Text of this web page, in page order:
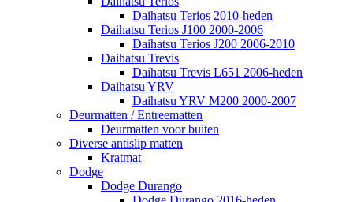
Daihatsu Terios 2010-heden
Daihatsu Terios J100 2000-2006
Daihatsu Terios J200 2006-2010
Daihatsu Trevis
Daihatsu Trevis L651 2006-heden
Daihatsu YRV
Daihatsu YRV M200 2000-2007
Deurmatten / Entreematten
Deurmatten voor buiten
Diverse antislip matten
Kratmat
Dodge
Dodge Durango